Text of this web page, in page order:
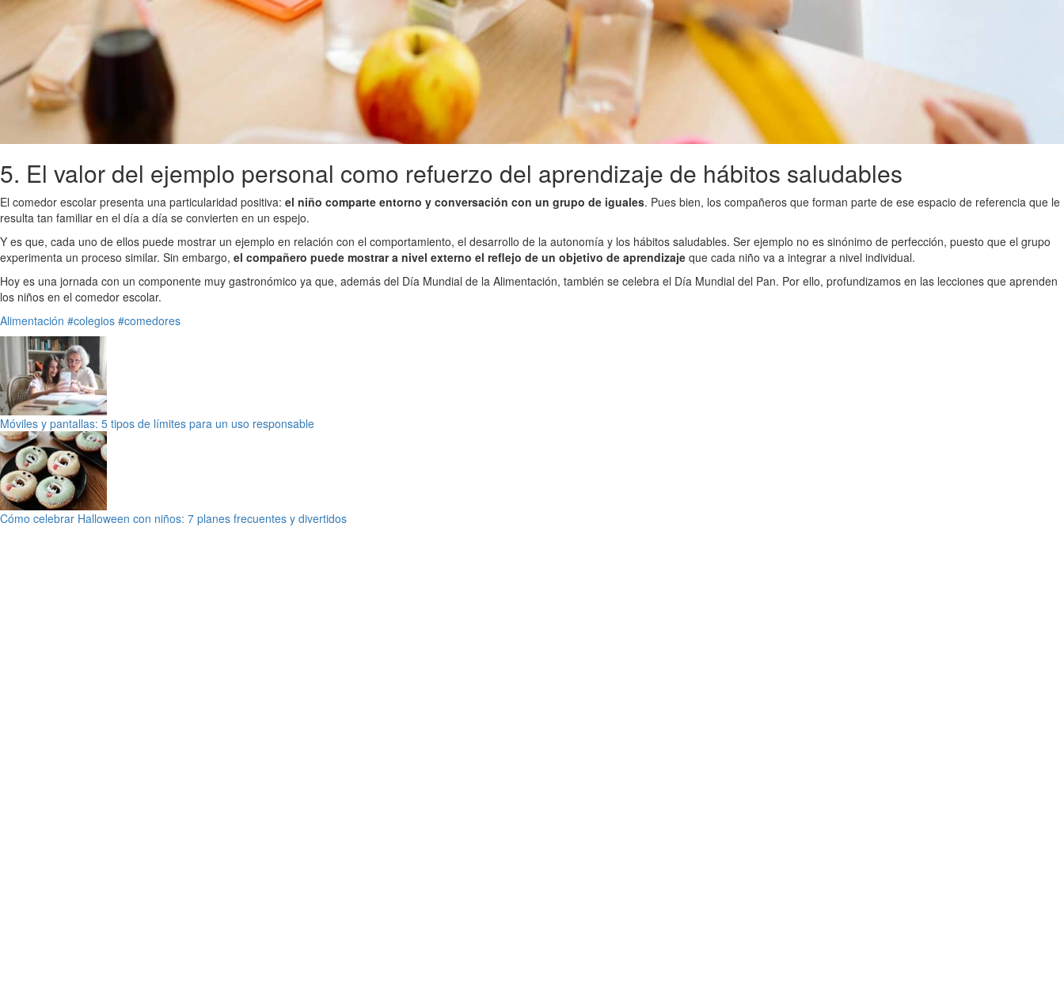
5. El valor del ejemplo personal como refuerzo del aprendizaje de hábitos saludables
El comedor escolar presenta una particularidad positiva: el niño comparte entorno y conversación con un grupo de iguales. Pues bien, los compañeros que forman parte de ese espacio de referencia que le
resulta tan familiar en el día a día se convierten en un espejo.
Y es que, cada uno de ellos puede mostrar un ejemplo en relación con el comportamiento, el desarrollo de la autonomía y los hábitos saludables. Ser ejemplo no es sinónimo de perfección, puesto que el grupo
experimenta un proceso similar. Sin embargo, el compañero puede mostrar a nivel externo el reflejo de un objetivo de aprendizaje que cada niño va a integrar a nivel individual.
Hoy es una jornada con un componente muy gastronómico ya que, además del Día Mundial de la Alimentación, también se celebra el Día Mundial del Pan. Por ello, profundizamos en las lecciones que aprenden
los niños en el comedor escolar.
Alimentación #colegios #comedores
Móviles y pantallas: 5 tipos de límites para un uso responsable
Cómo celebrar Halloween con niños: 7 planes frecuentes y divertidos